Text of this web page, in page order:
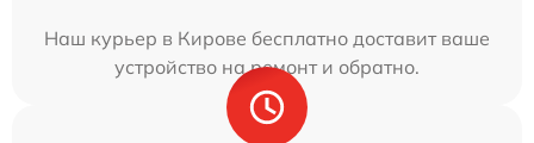
Наш курьер в Кирове бесплатно доставит ваше
устройство на ремонт и обратно.